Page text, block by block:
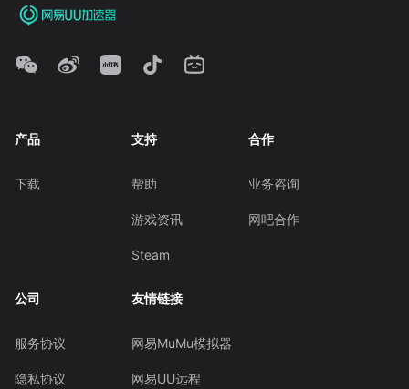
产品
下载
支持
帮助
游戏资讯
Steam
合作
业务咨询
网吧合作
公司
服务协议
隐私协议
友情链接
网易MuMu模拟器
网易UU远程